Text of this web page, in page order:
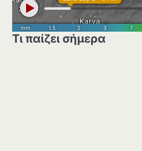
Τι παίζει σήμερα